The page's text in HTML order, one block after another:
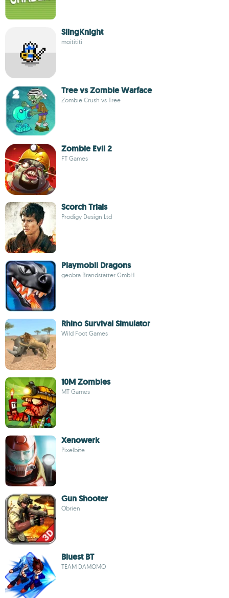
SlingKnight
moitititi
Tree vs Zombie Warface
Zombie Crush vs Tree
Zombie Evil 2
FT Games
Scorch Trials
Prodigy Design Ltd
Playmobil Dragons
geobra Brandstätter GmbH
Rhino Survival Simulator
Wild Foot Games
10M Zombies
MT Games
Xenowerk
Pixelbite
Gun Shooter
Obrien
Bluest BT
TEAM DAMOMO